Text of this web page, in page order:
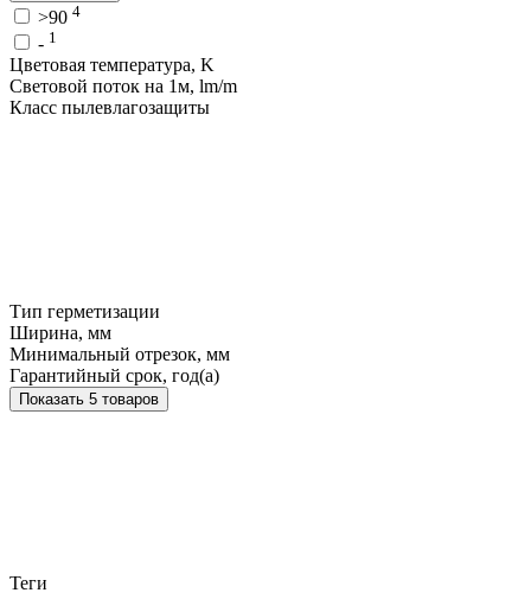
>90 4
- 1
Цветовая температура, K
Световой поток на 1м, lm/m
Класс пылевлагозащиты
Тип герметизации
Ширина, мм
Минимальный отрезок, мм
Гарантийный срок, год(а)
Показать 5 товаров
Теги